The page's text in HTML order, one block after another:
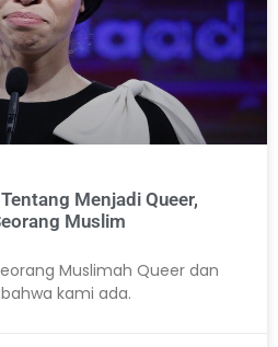
Menjadi Queer,
Muslim
Muslimah Queer dan
kami ada.